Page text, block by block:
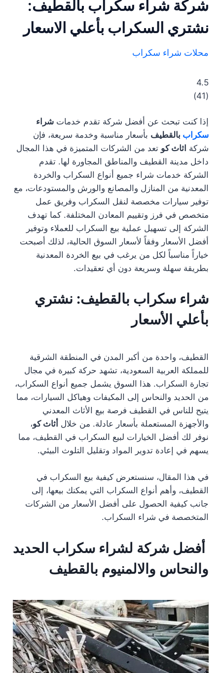
شركة شراء سكراب بالقطيف:
نشتري السكراب بأعلي الاسعار
محلات شراء سكراب
4.5
(
41
)
إذا كنت تبحث عن أفضل شركة تقدم خدماتشراء
سكراب بالقطيف بأسعار مناسبة وخدمة سريعة، فإن
شركة اثاث كو تعد من الشركات المتميزة في هذا المجال
داخل مدينة القطيف والمناطق المجاورة لها. تقدم
الشركة خدمات شراء جميع أنواع السكراب والخردة
المعدنية من المنازل والمصانع والورش والمستودعات، مع
توفير سيارات مخصصة لنقل السكراب وفريق عمل
متخصص في فرز وتقييم المعادن المختلفة. كما تهدف
الشركة إلى تسهيل عملية بيع السكراب للعملاء وتوفير
أفضل الأسعار وفقاً لأسعار السوق الحالية، لذلك أصبحت
خياراً مناسباً لكل من يرغب في بيع الخردة المعدنية
بطريقة سهلة وسريعة دون أي تعقيدات.
شراء سكراب بالقطيف: نشتري
بأعلي الأسعار
القطيف، واحدة من أكبر المدن في المنطقة الشرقية
للمملكة العربية السعودية، تشهد حركة كبيرة في مجال
تجارة السكراب. هذا السوق يشمل جميع أنواع السكراب،
من الحديد والنحاس إلى المكيفات وهياكل السيارات، مما
يتيح للناس في القطيف فرصة بيع الأثاث المعدني
والأجهزة المستعملة بأسعار عادلة. من خلال أثاث كو،
نوفر لك أفضل الخيارات لبيع السكراب في القطيف، مما
يسهم في إعادة تدوير المواد وتقليل التلوث البيئي.
في هذا المقال، سنستعرض كيفية بيع السكراب في
القطيف، وأهم أنواع السكراب التي يمكنك بيعها، إلى
جانب كيفية الحصول على أفضل الأسعار من الشركات
المتخصصة في شراء السكراب.
أفضل شركة لشراء سكراب الحديد
والنحاس والالمنيوم بالقطيف